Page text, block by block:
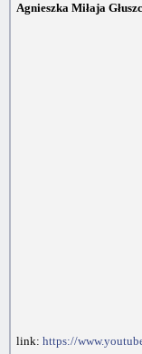
Agnieszka Miłaja
link: https://